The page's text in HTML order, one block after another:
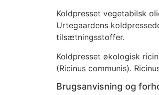
Koldpresset vegetabilsk
Urtegaardens
tilsætningsstoffer.
Koldpresset økologisk
(Ricinus communis).
Brugsanvisning og